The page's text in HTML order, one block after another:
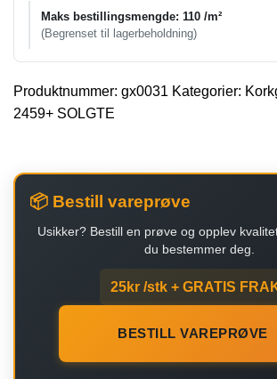
Maks bestillingsmengde: 110 /m²
(Begrenset til lagerbeholdning)
Produktnummer: gx0031 Kategorier:
2459+ SOLGTE
📦 Bestill vareprøve
Usikker? Bestill en prøve og opplev
du bestemmer deg.
25kr /stk + GRATIS
BESTILL VAREPRØVE